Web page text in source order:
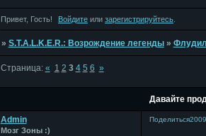
Привет, Гость! Войдите или зарегистрируйтесь
» S.T.A.L.K.E.R.: Возрождение легенды »
Давайте
Страница: « 1 2 3 4 5 6 »
Поделиться
Admin
Мозг Зоны :)